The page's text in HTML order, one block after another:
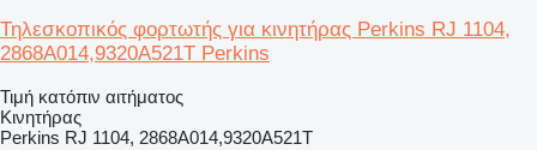
Τηλεσκοπικός φορτωτής για κινητήρας Perkins RJ 1104,
2868A014,9320A521T Perkins
Τιμή κατόπιν αιτήματος
Κινητήρας
Perkins RJ 1104, 2868A014,9320A521T